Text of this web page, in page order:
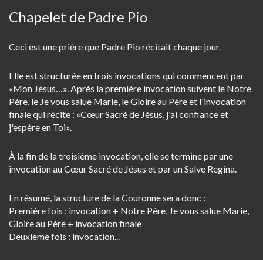
Chapelet de Padre Pio
Ceci est une prière que Padre Pio récitait chaque jour.
Elle est structurée en trois invocations qui commencent par
«Mon Jésus…». Après la première invocation suivent le Notre
Père, le Je vous salue Marie, le Gloire au Père et l'invocation
finale qui récite : «Cœur Sacré de Jésus, j'ai confiance et
j'espère en Toi».
À la fin de la troisième invocation, elle se termine par une
invocation au Cœur Sacré de Jésus et par un Salve Regina.
En résumé, la structure de la Couronne sera donc :
Première fois : invocation + Notre Père, Je vous salue Marie,
Gloire au Père + invocation finale
Deuxième fois : invocation...